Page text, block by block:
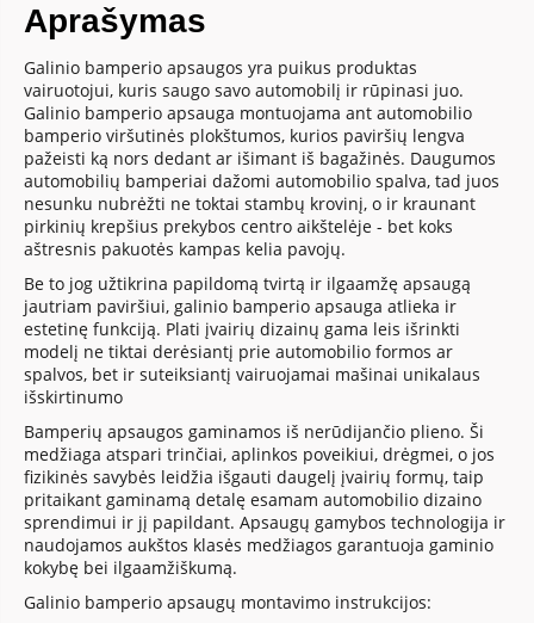
Aprašymas
Galinio bamperio apsaugos yra puikus produktas
vairuotojui, kuris saugo savo automobilį ir rūpinasi juo.
Galinio bamperio apsauga montuojama ant automobilio
bamperio viršutinės plokštumos, kurios paviršių lengva
pažeisti ką nors dedant ar išimant iš bagažinės. Daugumos
automobilių bamperiai dažomi automobilio spalva, tad juos
nesunku nubrėžti ne toktai stambų krovinį, o ir kraunant
pirkinių krepšius prekybos centro aikštelėje - bet koks
aštresnis pakuotės kampas kelia pavojų.
Be to jog užtikrina papildomą tvirtą ir ilgaamžę apsaugą
jautriam paviršiui, galinio bamperio apsauga atlieka ir
estetinę funkciją. Plati įvairių dizainų gama leis išrinkti
modelį ne tiktai derėsiantį prie automobilio formos ar
spalvos, bet ir suteiksiantį vairuojamai mašinai unikalaus
išskirtinumo
Bamperių apsaugos gaminamos iš nerūdijančio plieno. Ši
medžiaga atspari trinčiai, aplinkos poveikiui, drėgmei, o jos
fizikinės savybės leidžia išgauti daugelį įvairių formų, taip
pritaikant gaminamą detalę esamam automobilio dizaino
sprendimui ir jį papildant. Apsaugų gamybos technologija ir
naudojamos aukštos klasės medžiagos garantuoja gaminio
kokybę bei ilgaamžiškumą.
Galinio bamperio apsaugų montavimo instrukcijos: